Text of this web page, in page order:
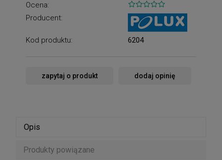
Ocena:
Producent:
Kod produktu: 6204
zapytaj o produkt dodaj opinię
Opis
Produkty powiązane